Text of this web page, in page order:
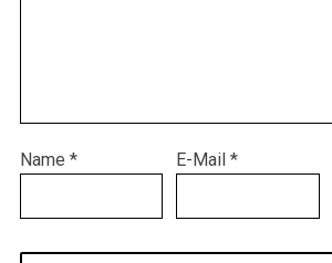
Name * E-Mail*